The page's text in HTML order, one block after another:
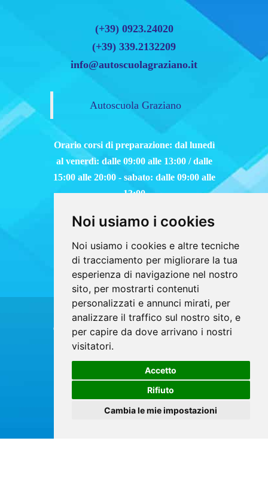
Noi usiamo i cookies
Noi usiamo i cookies e altre tecniche
di tracciamento per migliorare la tua
esperienza di navigazione nel nostro
sito, per mostrarti contenuti
personalizzati e annunci mirati, per
analizzare il traffico sul nostro sito, e
per capire da dove arrivano i nostri
visitatori.
Accetto
Rifiuto
Cambia le mie impostazioni
(+39) 0923.24020
(+39) 339.2132209
info@autoscuolagraziano.it
Autoscuola Graziano
Orario corsi di preparazione: dal lunedì
al venerdì: dalle 09:00 alle 13:00 / dalle
15:00 alle 20:00 - sabato: dalle 09:00 alle
13:00
Copyrights © 2026 Autoscuola Graziano Tutti i
diritti riservati.
Partita Iva: 01647310810 /
Privacy e Cookie Policy